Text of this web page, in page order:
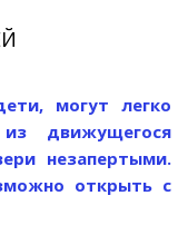
могут легко
движущегося
незапертыми.
открыть с